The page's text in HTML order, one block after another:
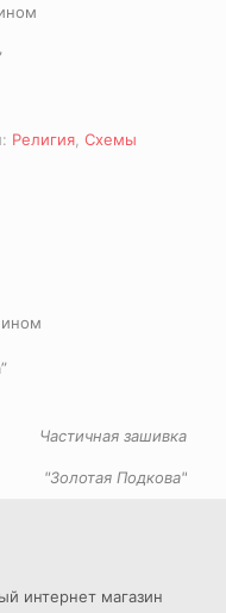
Религия Схемы
Частичная зашивка
"Золотая Подкова"
интернет магазин